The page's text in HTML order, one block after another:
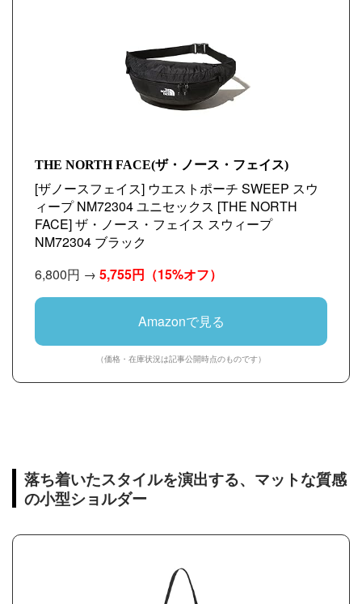
THE NORTH FACE(ザ・ノース・フェイス)
[ザノースフェイス] ウエストポーチ SWEEP スウ
ィープ NM72304 ユニセックス [THE NORTH
FACE] ザ・ノース・フェイス スウィープ
NM72304 ブラック
6,800円 → 5,755円 （15%オフ）
Amazonで見る
（価格・在庫状況は記事公開時点のものです）
落ち着いたスタイルを演出する、マットな質感
の小型ショルダー